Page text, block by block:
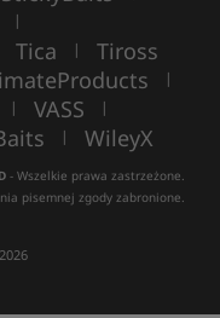
|
Tica | Tiross
|
| VASS |
| WileyX
- Wszelkie prawa zastrzeżone.
pisemnej zgody zabronione.